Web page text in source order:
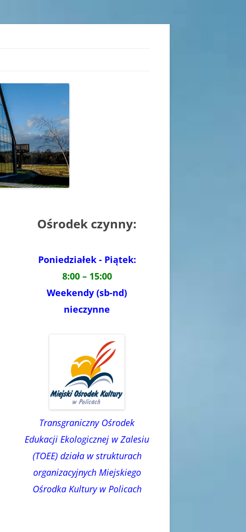
Ośrodek czynny:
Poniedziałek - Piątek:
8:00 – 15:00
Weekendy (sb-nd)
nieczynne
Transgraniczny Ośrodek
Edukacji Ekologicznej w Zalesiu
(TOEE) działa w strukturach
organizacyjnych Miejskiego
Ośrodka Kultury w Policach